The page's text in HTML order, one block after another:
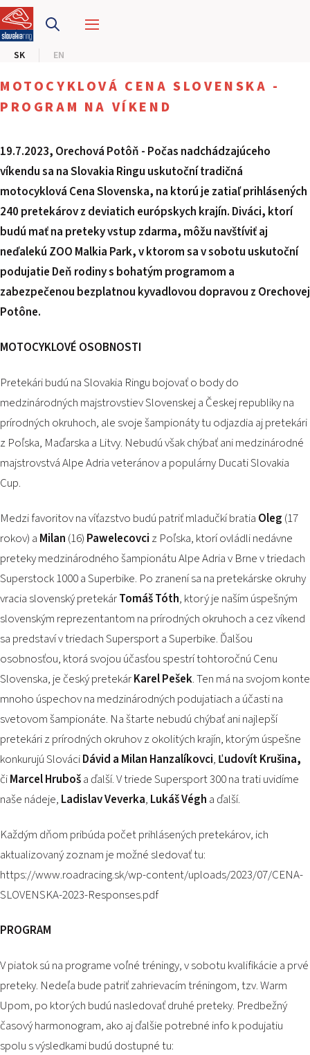
SK EN
PRETEKÁRSKY OKRUH
CENTRUM BEZPEČNEJ JAZDY
KALENDÁR
SK
MAPA STRÁNKY
E-SHOP A VSTUPENKY
PRE FIRMY
PODUJATIA 2026
MOTOCYKLOVÁ CENA SLOVENSKA -
PROGRAM NA VÍKEND
19.7.2023, Orechová Potôň - Počas nadchádzajúceho
víkendu sa na Slovakia Ringu uskutoční tradičná
motocyklová Cena Slovenska, na ktorú je zatiaľ prihlásených
240 pretekárov z deviatich európskych krajín. Diváci, ktorí
budú mať na preteky vstup zdarma, môžu navštíviť aj
neďalekú ZOO Malkia Park, v ktorom sa v sobotu uskutoční
podujatie Deň rodiny s bohatým programom a
zabezpečenou bezplatnou kyvadlovou dopravou z Orechovej
Potône.
MOTOCYKLOVÉ OSOBNOSTI
Pretekári budú na Slovakia Ringu bojovať o body do
medzinárodných majstrovstiev Slovenskej a Českej republiky na
prírodných okruhoch, ale svoje šampionáty tu odjazdia aj pretekári
z Poľska, Maďarska a Litvy. Nebudú však chýbať ani medzinárodné
majstrovstvá Alpe Adria veteránov a populárny Ducati Slovakia
Cup.
Medzi favoritov na víťazstvo budú patriť mladučkí bratia Oleg (17
rokov) a Milan (16) Pawelecovci z Poľska, ktorí ovládli nedávne
preteky medzinárodného šampionátu Alpe Adria v Brne v triedach
Superstock 1000 a Superbike. Po zranení sa na pretekárske okruhy
vracia slovenský pretekárTomáš Tóth, ktorý je naším úspešným
slovenským reprezentantom na prírodných okruhoch a cez víkend
sa predstaví v triedach Supersport a Superbike. Ďalšou
osobnosťou, ktorá svojou účasťou spestrí tohtoročnú Cenu
Slovenska, je český pretekárKarel Pešek. Ten má na svojom konte
mnoho úspechov na medzinárodných podujatiach a účasti na
svetovom šampionáte. Na štarte nebudú chýbať ani najlepší
pretekári z prírodných okruhov z okolitých krajín, ktorým úspešne
konkurujú SlováciDávid a Milan Hanzalíkovci, Ľudovít Krušina,
čiMarcel Hruboša ďalší. V triede Supersport 300 na trati uvidíme
naše nádeje, Ladislav Veverka, Lukáš Végh a ďalší.
Každým dňom pribúda počet prihlásených pretekárov, ich
aktualizovaný zoznam je možné sledovať tu:
https://www.roadracing.sk/wp-content/uploads/2023/07/CENA-
SLOVENSKA-2023-Responses.pdf
PROGRAM
V piatok sú na programe voľné tréningy, v sobotu kvalifikácie a prvé
preteky. Nedeľa bude patriť zahrievacím tréningom, tzv. Warm
Upom, po ktorých budú nasledovať druhé preteky. Predbežný
časový harmonogram, ako aj ďalšie potrebné info k podujatiu
spolu s výsledkami budú dostupné tu: